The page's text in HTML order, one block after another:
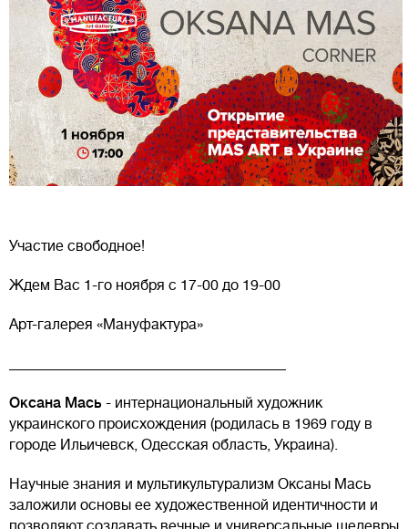
Участие свободное!
Ждем Вас 1-го ноября с 17-00 до 19-00
Арт-галерея «Мануфактура»
Оксана Мась - интернациональный художник
украинского происхождения (родилась в 1969 году в
городе Ильичевск, Одесская область, Украина).
Научные знания и мультикультурализм Оксаны Мась
заложили основы ее художественной идентичности и